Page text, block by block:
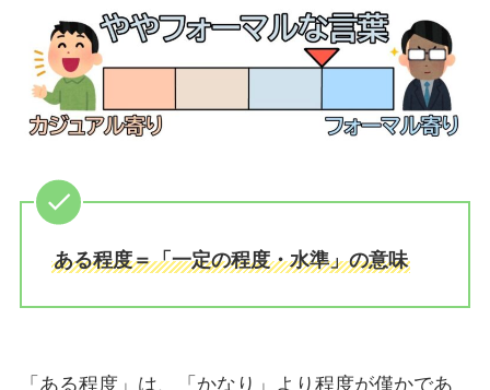
ある程度＝「一定の程度・水準」の意味
「ある程度」は、「かなり」より程度が僅かであ